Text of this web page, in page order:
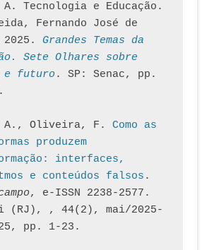
A. Tecnologia e Educação.
Fernando José de
Grandes Temas da
Sete Olhares sobre
e futuro. SP: Senac, pp.
A., Oliveira, F. Como as
produzem
interfaces,
e conteúdos falsos
, e-ISSN 2238-2577.
(RJ), , 44(2), mai/2025-
pp. 1-23.